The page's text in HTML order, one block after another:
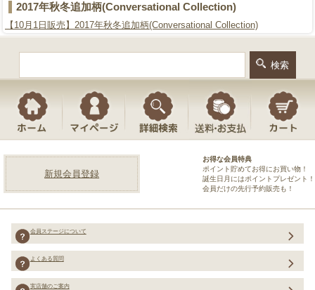
2017年秋冬追加柄(Conversational Collection)
【10月1日販売】2017年秋冬追加柄(Conversational Collection)
新規会員登録
お得な会員特典
ポイント貯めてお得にお買い物！
誕生日月にはポイントプレゼント！
会員だけの先行予約販売も！
会員ステージについて
よくある質問
実店舗のご案内